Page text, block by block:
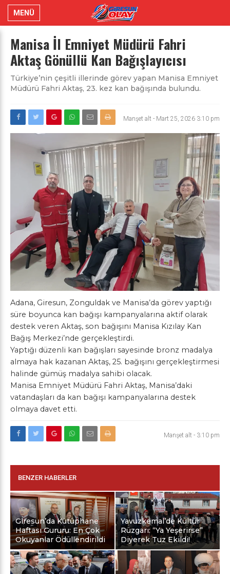
MENÜ
Manisa İl Emniyet Müdürü Fahri
Aktaş Gönüllü Kan Bağışlayıcısı
Türkiye’nin çeşitli illerinde görev yapan Manisa Emniyet
Müdürü Fahri Aktaş, 23. kez kan bağışında bulundu.
Manşet alt - Mart 25, 2026 3:10 pm
Adana, Giresun, Zonguldak ve Manisa’da görev yaptığı
süre boyunca kan bağışı kampanyalarına aktif olarak
destek veren Aktaş, son bağışını Manisa Kızılay Kan
Bağış Merkezi’nde gerçekleştirdi.
Yaptığı düzenli kan bağışları sayesinde bronz madalya
almaya hak kazanan Aktaş, 25. bağışını gerçekleştirmesi
halinde gümüş madalya sahibi olacak.
Manisa Emniyet Müdürü Fahri Aktaş, Manisa’daki
vatandaşları da kan bağışı kampanyalarına destek
olmaya davet etti.
Manşet alt - 3:10 pm
BENZER HABERLER
Giresun’da Kütüphane
Haftası Gururu: En Çok
Okuyanlar Ödüllendirildi
Yavuzkemal’de Kültür
Rüzgarı: “Ya Yeşerirse”
Diyerek Tuz Ekildi!